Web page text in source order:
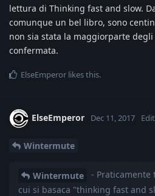
lettura di Thinking fast and slow.
comunque un bel libro, sono
non sia stata la maggiorparte
confermata.
ElseEmperor likes this.
ElseEmperor Dec 11, 2017
Wintermute
Wintermute
-
cui si basaca "thinking fast and